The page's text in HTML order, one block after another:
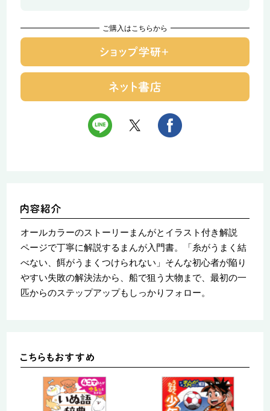
ご購入はこちらから
オールカラーのストーリーまんがとイラスト付き解説
ページで丁寧に解説するまんが入門書。「糸がうまく結
べない、餌がうまくつけられない」そんな初心者が陥り
やすい失敗の解決法から、船で狙う大物まで、最初の一
匹からのステップアップもしっかりフォロー。